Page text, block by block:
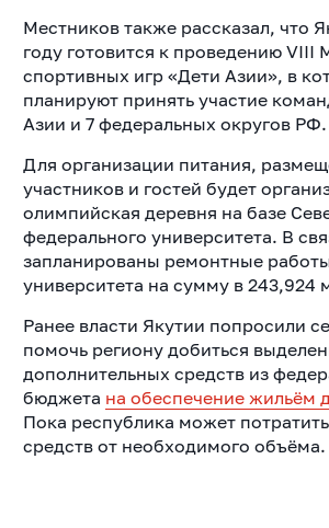
Местников также рассказал, что
году готовится к проведению
спортивных игр «Дети Азии», в
планируют принять участие
Азии и 7 федеральных округов РФ.
Для организации питания,
участников и гостей будет
олимпийская деревня на базе
федерального университета. В
запланированы ремонтные
университета на сумму в 243,924
Ранее власти Якутии попросили
помочь региону добиться
дополнительных средств из
бюджета на обеспечение жильём
Пока республика может
средств от необходимого объёма.